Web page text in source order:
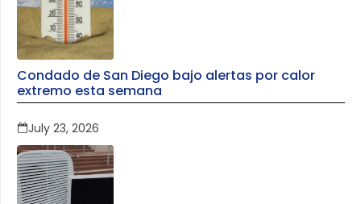
Condado de San Diego bajo alertas por calor
extremo esta semana
July 23, 2026